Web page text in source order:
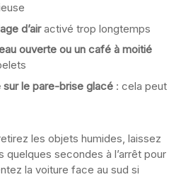
d’airactivé trop longtemps
ouverte ou un café à moitié
sur le pare-brise glacé : cela peut
les objets humides, laissez
secondes à l’arrêt pour
la voiture face au sud si